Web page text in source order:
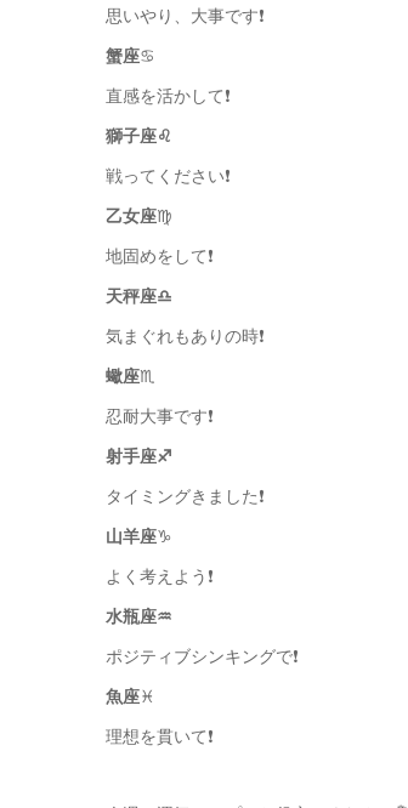
思いやり、大事です❗️
蟹座♋️
直感を活かして❗️
獅子座♌️
戦ってください❗️
乙女座♍️
地固めをして❗️
天秤座♎️
気まぐれもありの時❗️
蠍座♏️
忍耐大事です❗️
射手座♐️
タイミングきました❗️
山羊座♑️
よく考えよう❗️
水瓶座♒️
ポジティブシンキングで❗️
魚座♓️
理想を貫いて❗️